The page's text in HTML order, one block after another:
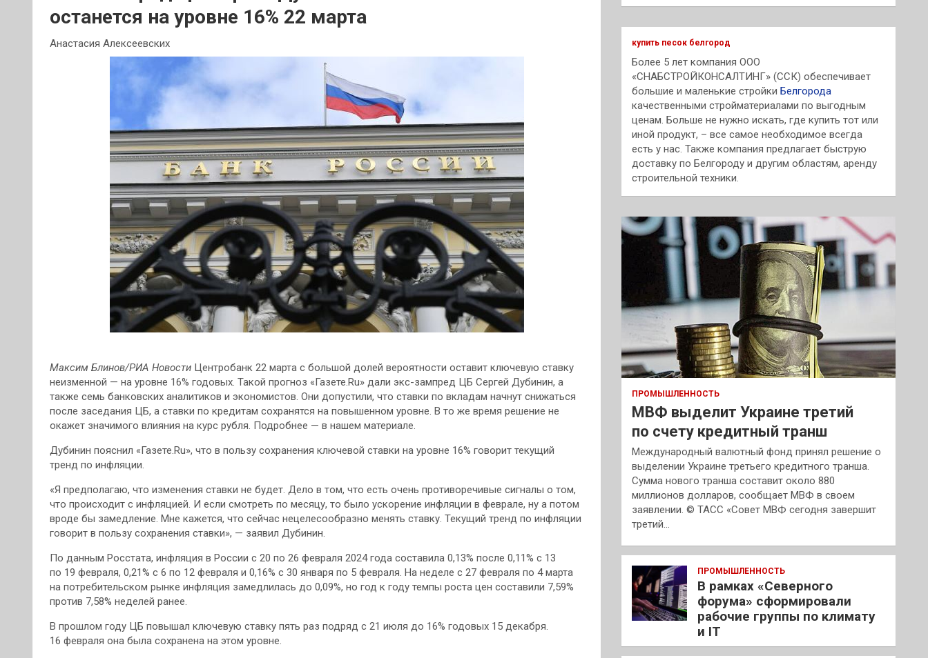
останется на уровне 16% 22 марта
Анастасия Алексеевских
Максим Блинов/РИА Новости Центробанк 22 марта с большой долей вероятности оставит ключевую ставку
неизменной — на уровне 16% годовых. Такой прогноз «Газете.Ru» дали экс-зампред ЦБ Сергей Дубинин, а
также семь банковских аналитиков и экономистов. Они допустили, что ставки по вкладам начнут снижаться
после заседания ЦБ, а ставки по кредитам сохранятся на повышенном уровне. В то же время решение не
окажет значимого влияния на курс рубля. Подробнее — в нашем материале.
Дубинин пояснил «Газете.Ru», что в пользу сохранения ключевой ставки на уровне 16% говорит текущий
тренд по инфляции.
«Я предполагаю, что изменения ставки не будет. Дело в том, что есть очень противоречивые сигналы о том,
что происходит с инфляцией. И если смотреть по месяцу, то было ускорение инфляции в феврале, ну а потом
вроде бы замедление. Мне кажется, что сейчас нецелесообразно менять ставку. Текущий тренд по инфляции
говорит в пользу сохранения ставки», — заявил Дубинин.
По данным Росстата, инфляция в России с 20 по 26 февраля 2024 года составила 0,13% после 0,11% с 13
по 19 февраля, 0,21% с 6 по 12 февраля и 0,16% с 30 января по 5 февраля. На неделе с 27 февраля по 4 марта
на потребительском рынке инфляция замедлилась до 0,09%, но год к году темпы роста цен составили 7,59%
против 7,58% неделей ранее.
В прошлом году ЦБ повышал ключевую ставку пять раз подряд с 21 июля до 16% годовых 15 декабря.
16 февраля она была сохранена на этом уровне.
к
купить песок белгород
Более 5 лет компания ООО
«СНАБСТРОЙКОНСАЛТИНГ» (ССК) обеспечивает
большие и маленькие стройкиБелгорода
качественными стройматериалами по выгодным
ценам. Больше не нужно искать, где купить тот или
иной продукт, – все самое необходимое всегда
есть у нас. Также компания предлагает быструю
доставку по Белгороду и другим областям, аренду
строительной техники.
ПРОМЫШЛЕННОСТЬ
МВФ выделит Украине третий
по счету кредитный транш
Международный валютный фонд принял решение о
выделении Украине третьего кредитного транша.
Сумма нового транша составит около 880
миллионов долларов, сообщает МВФ в своем
заявлении. © ТАСС «Совет МВФ сегодня завершит
третий…
ПРОМЫШЛЕННОСТЬ
В рамках «Северного
форума» сформировали
рабочие группы по климату
и IT